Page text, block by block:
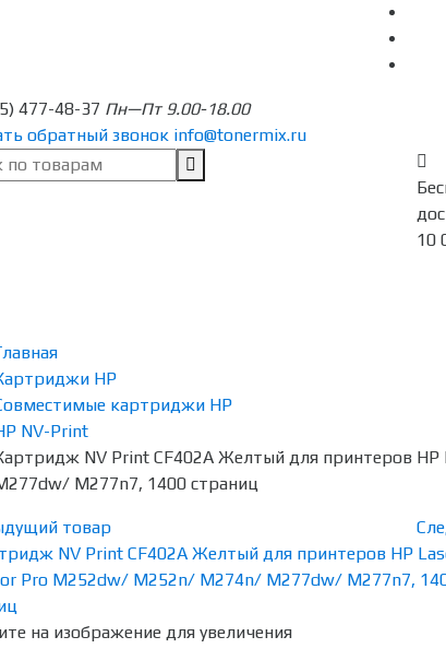
477-48-37 Пн—Пт 9.00-18.00
обратный звонок info@tonermix.ru
10
HP
картриджи HP
NV-Print
NV Print CF402A Желтый для принтеров
M277n7, 1400 страниц
товар
на изображение для увеличения